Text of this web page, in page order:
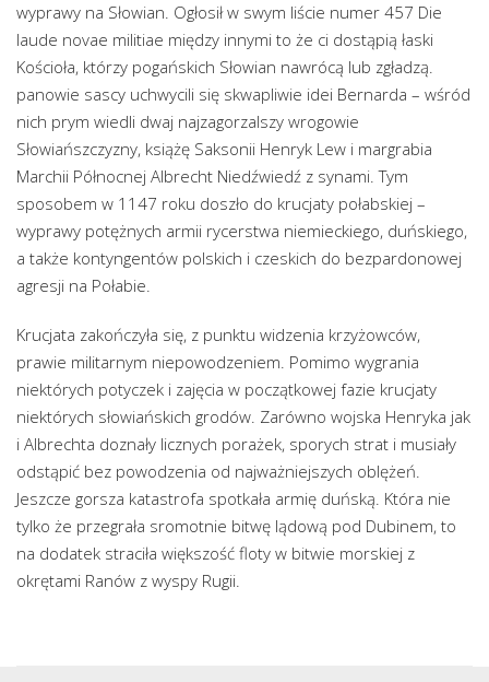
wyprawy na Słowian. Ogłosił w swym liście numer 457 Die
laude novae militiae między innymi to że ci dostąpią łaski
Kościoła, którzy pogańskich Słowian nawrócą lub zgładzą.
panowie sascy uchwycili się skwapliwie idei Bernarda – wśród
nich prym wiedli dwaj najzagorzalszy wrogowie
Słowiańszczyzny, książę Saksonii Henryk Lew i margrabia
Marchii Północnej Albrecht Niedźwiedź z synami. Tym
sposobem w 1147 roku doszło do krucjaty połabskiej –
wyprawy potężnych armii rycerstwa niemieckiego, duńskiego,
a także kontyngentów polskich i czeskich do bezpardonowej
agresji na Połabie.
Krucjata zakończyła się, z punktu widzenia krzyżowców,
prawie militarnym niepowodzeniem. Pomimo wygrania
niektórych potyczek i zajęcia w początkowej fazie krucjaty
niektórych słowiańskich grodów. Zarówno wojska Henryka jak
i Albrechta doznały licznych porażek, sporych strat i musiały
odstąpić bez powodzenia od najważniejszych oblężeń.
Jeszcze gorsza katastrofa spotkała armię duńską. Która nie
tylko że przegrała sromotnie bitwę lądową pod Dubinem, to
na dodatek straciła większość floty w bitwie morskiej z
okrętami Ranów z wyspy Rugii.